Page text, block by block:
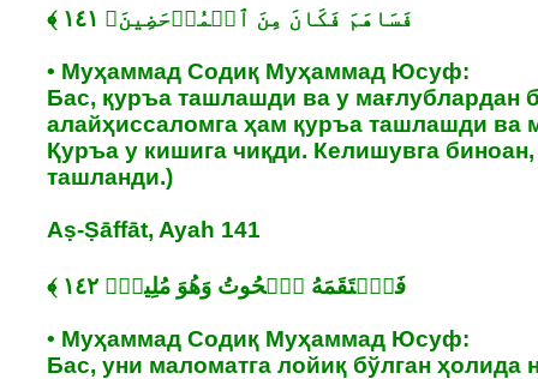
• Муҳаммад Содиқ Муҳаммад Юсуф:
Бас, қуръа ташлашди ва у мағлублардан
алайҳиссаломга ҳам қуръа ташлашди ва
Қуръа у кишига чиқди. Келишувга
ташланди.)
Aṣ-Ṣāffāt, Ayah 141
• Муҳаммад Содиқ Муҳаммад Юсуф:
Бас, уни маломатга лойиқ бўлган ҳолида